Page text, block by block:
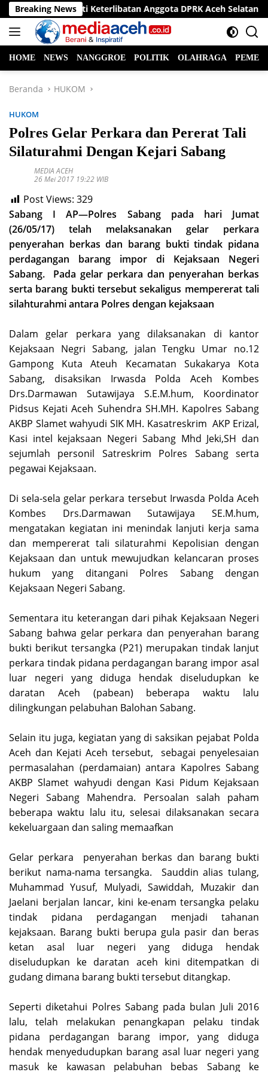
Langsung
ke
konten
Breaking News
Hukum Soroti Keterlibatan Anggota DPRK Aceh Selatan
HOME NEWS NANGGROE POLITIK OLAHRAGA
Beranda HUKOM
HUKOM
Polres Gelar Perkara dan Pererat Tali
Silaturahmi Dengan Kejari Sabang
MEDIA ACEH
26 Mei 2017 19:22 WIB
Post Views: 329
Sabang I AP—Polres Sabang pada hari Jumat
(26/05/17) telah melaksanakan gelar perkara
penyerahan berkas dan barang bukti tindak pidana
perdagangan barang impor di Kejaksaan Negeri
Sabang. Pada gelar perkara dan penyerahan berkas
serta barang bukti tersebut sekaligus mempererat tali
silahturahmi antara Polres dengan kejaksaan
Dalam gelar perkara yang dilaksanakan di kantor
Kejaksaan Negri Sabang, jalan Tengku Umar no.12
Gampong Kuta Ateuh Kecamatan Sukakarya Kota
Sabang, disaksikan Irwasda Polda Aceh Kombes
Drs.Darmawan Sutawijaya S.E.M.hum, Koordinator
Pidsus Kejati Aceh Suhendra SH.MH. Kapolres Sabang
AKBP Slamet wahyudi SIK MH. Kasatreskrim AKP Erizal,
Kasi intel kejaksaan Negeri Sabang Mhd Jeki,SH dan
sejumlah personil Satreskrim Polres Sabang serta
pegawai Kejaksaan.
Di sela-sela gelar perkara tersebut Irwasda Polda Aceh
Kombes Drs.Darmawan Sutawijaya SE.M.hum,
mengatakan kegiatan ini menindak lanjuti kerja sama
dan mempererat tali silaturahmi Kepolisian dengan
Kejaksaan dan untuk mewujudkan kelancaran proses
hukum yang ditangani Polres Sabang dengan
Kejaksaan Negeri Sabang.
Sementara itu keterangan dari pihak Kejaksaan Negeri
Sabang bahwa gelar perkara dan penyerahan barang
bukti berikut tersangka (P21) merupakan tindak lanjut
perkara tindak pidana perdagangan barang impor asal
luar negeri yang diduga hendak diseludupkan ke
daratan Aceh (pabean) beberapa waktu lalu
dilingkungan pelabuhan Balohan Sabang.
Selain itu juga, kegiatan yang di saksikan pejabat Polda
Aceh dan Kejati Aceh tersebut, sebagai penyelesaian
permasalahan (perdamaian) antara Kapolres Sabang
AKBP Slamet wahyudi dengan Kasi Pidum Kejaksaan
Negeri Sabang Mahendra. Persoalan salah paham
beberapa waktu lalu itu, selesai dilaksanakan secara
kekeluargaan dan saling memaafkan
Gelar perkara penyerahan berkas dan barang bukti
berikut nama-nama tersangka. Sauddin alias tulang,
Muhammad Yusuf, Mulyadi, Sawiddah, Muzakir dan
Jaelani berjalan lancar, kini ke-enam tersangka pelaku
tindak pidana perdagangan menjadi tahanan
kejaksaan. Barang bukti berupa gula pasir dan beras
ketan asal luar negeri yang diduga hendak
diseludupkan ke daratan aceh kini ditempatkan di
gudang dimana barang bukti tersebut ditangkap.
Seperti diketahui Polres Sabang pada bulan Juli 2016
lalu, telah melakukan penangkapan pelaku tindak
pidana perdagangan barang impor, yang diduga
hendak menyedudupkan barang asal luar negeri yang
masuk ke kawasan pelabuhan bebas Sabang ke